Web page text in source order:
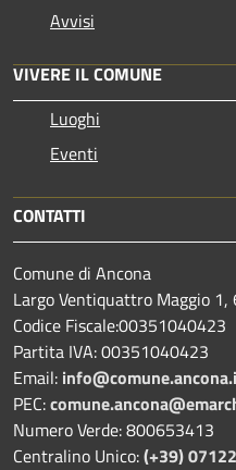
Avvisi
VIVERE IL COMUNE
Luoghi
Eventi
CONTATTI
Comune di Ancona
Largo Ventiquattro Maggio
Codice Fiscale:00351040423
Partita IVA: 00351040423
Email:
PEC:
Numero Verde: 800653413
Centralino Unico:(+39)